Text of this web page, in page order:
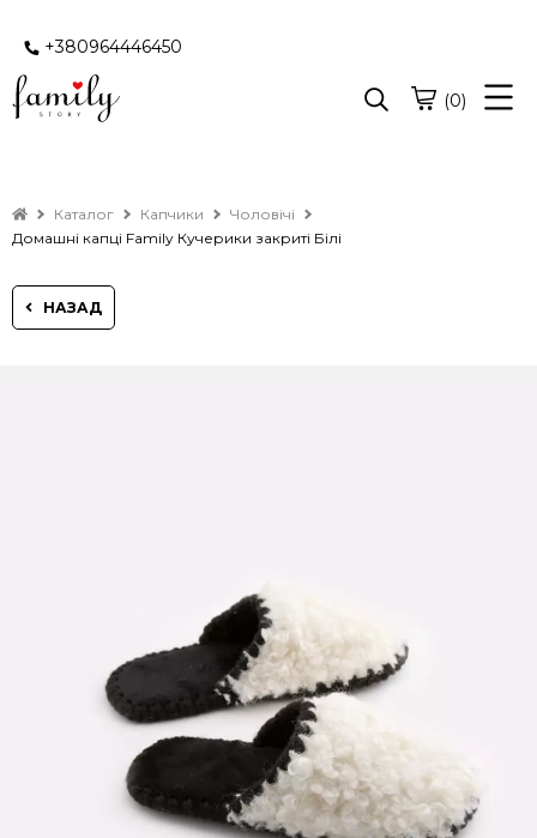
+380964446450
(0)
Каталог Капчики
Чоловічі
Домашні капці Family Кучерики закриті Білі
НАЗАД